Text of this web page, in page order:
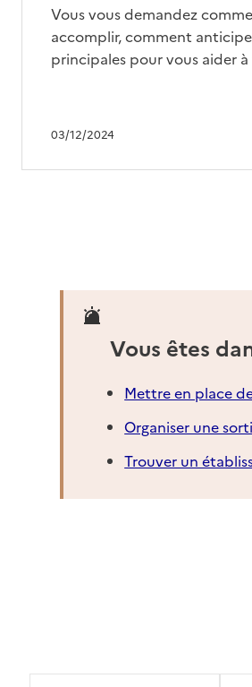
03/12/2024
Vous vous demandez
accomplir, comment
principales pour vous aider à
Vous êtes
Mettre en place
Organiser une
Trouver un